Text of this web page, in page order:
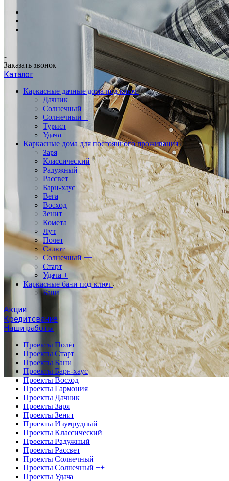
Заказать звонок
Каталог
Каркасные дачные дома под ключ
Дачник
Солнечный
Солнечный +
Турист
Удача
Каркасные дома для постоянного проживания
Заря
Классический
Радужный
Рассвет
Барн-хаус
Вега
Восход
Зенит
Комета
Луч
Полет
Салют
Солнечный ++
Старт
Удача +
Каркасные бани под ключ
Бани
Акции
Кредитование
Наши работы
Проекты Полёт
Проекты Старт
Проекты Бани
Проекты Барн-хаус
Проекты Восход
Проекты Гармония
Проекты Дачник
Проекты Заря
Проекты Зенит
Проекты Изумрудный
Проекты Классический
Проекты Радужный
Проекты Рассвет
Проекты Солнечный
Проекты Солнечный ++
Проекты Удача